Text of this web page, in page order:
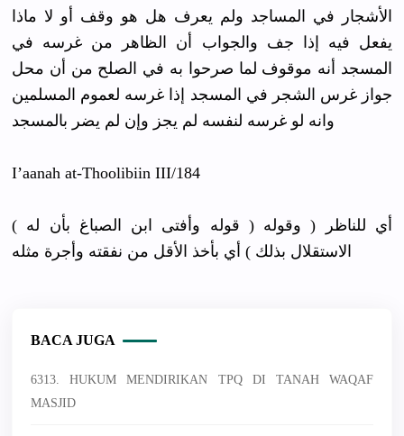
الأشجار في المساجد ولم يعرف هل هو وقف أو لا ماذا
يفعل فيه إذا جف والجواب أن الظاهر من غرسه في
المسجد أنه موقوف لما صرحوا به في الصلح من أن محل
جواز غرس الشجر في المسجد إذا غرسه لعموم المسلمين
وانه لو غرسه لنفسه لم يجز وإن لم يضر بالمسجد
I’aanah at-Thoolibiin III/184
( قوله وأفتى ابن الصباغ بأن له ) أي للناظر ( وقوله
الاستقلال بذلك ) أي بأخذ الأقل من نفقته وأجرة مثله
BACA JUGA
6313. HUKUM MENDIRIKAN TPQ DI TANAH WAQAF
MASJID